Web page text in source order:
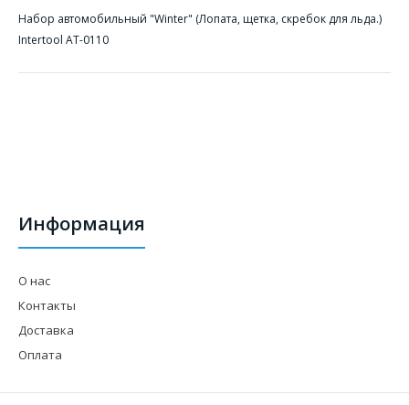
Набор автомобильный "Winter" (Лопата, щетка, скребок для льда.)
Intertool AT-0110
Информация
О нас
Контакты
Доставка
Оплата